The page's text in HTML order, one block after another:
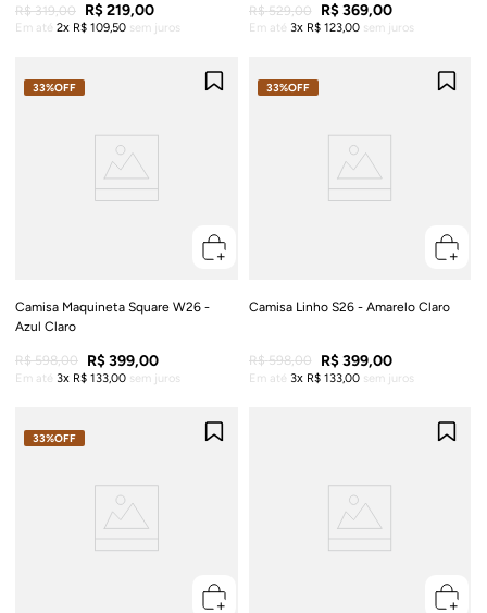
R$ 319,00 R$219,00
Em até 2 R$ 109,50 sem juros
R$ 529,00 R$ 369,00
Em até 3 R$ 123,00sem juros
33%OFF
Camisa Maquineta Square W26 -
Azul Claro
R$ 598,00 R$399,00
Em até 3 R$ 13300 sem juros
33%OFF
Camisa Linho S26 - Amarelo Claro
R$ 598,00 R$ 399,00
Em até 3 R$ 133,00sem juros
33%OFF